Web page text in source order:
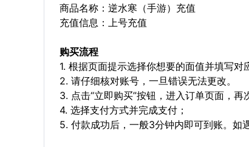
商品名称：逆水寒（手游）充值
充值信息：上号充值
购买流程
1. 根据页面提示选择你想要的面值并填写对
2. 请仔细核对账号，一旦错误无法更改。
3. 点击“立即购买”按钮，进入订单页面，再
4. 选择支付方式并完成支付；
5. 付款成功后，一般3分钟内即可到账。如